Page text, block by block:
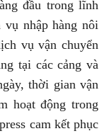
đầu trong lĩnh
nhập hàng nôi
vụ vận chuyển
tại các cảng và
thời gian vận
hoạt động trong
cam kết phục